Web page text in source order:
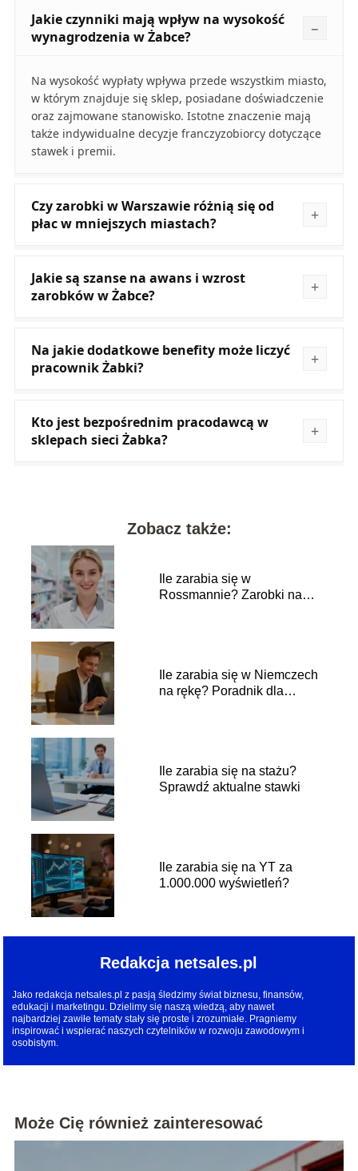
Jakie czynniki mają wpływ na wysokość
wynagrodzenia w Żabce?
Na wysokość wypłaty wpływa przede wszystkim miasto,
w którym znajduje się sklep, posiadane doświadczenie
oraz zajmowane stanowisko. Istotne znaczenie mają
także indywidualne decyzje franczyzobiorcy dotyczące
stawek i premii.
Czy zarobki w Warszawie różnią się od
płac w mniejszych miastach?
Jakie są szanse na awans i wzrost
zarobków w Żabce?
Na jakie dodatkowe benefity może liczyć
pracownik Żabki?
Kto jest bezpośrednim pracodawcą w
sklepach sieci Żabka?
Zobacz także:
Ile zarabia się w
Rossmannie? Zarobki na
Ile zarabia się w Niemczech
na rękę? Poradnik dla
Ile zarabia się na stażu?
Sprawdź aktualne stawki
Ile zarabia się na YT za
1.000.000 wyświetleń?
Redakcja netsales.pl
Jako redakcja netsales.pl z pasją śledzimy świat biznesu, finansów,
edukacji i marketingu. Dzielimy się naszą wiedzą, aby nawet
najbardziej zawiłe tematy stały się proste i zrozumiałe. Pragniemy
inspirować i wspierać naszych czytelników w rozwoju zawodowym i
osobistym.
Może Cię również zainteresować